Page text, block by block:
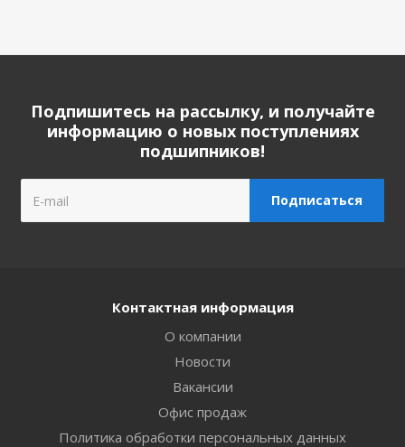
Подпишитесь на рассылку, и получайте
информацию о новых поступлениях
подшипников!
Контактная информация
О компании
Новости
Вакансии
Офис продаж
Политика обработки персональных данных